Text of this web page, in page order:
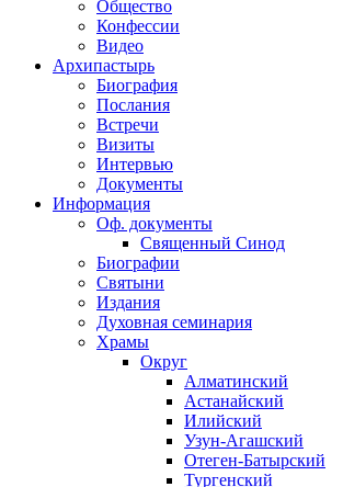
Общество
Конфессии
Видео
Архипастырь
Биография
Послания
Встречи
Визиты
Интервью
Документы
Информация
Оф. документы
Священный Синод
Биографии
Святыни
Издания
Духовная семинария
Храмы
Округ
Алматинский
Астанайский
Илийский
Узун-Агашский
Отеген-Батырский
Тургенский